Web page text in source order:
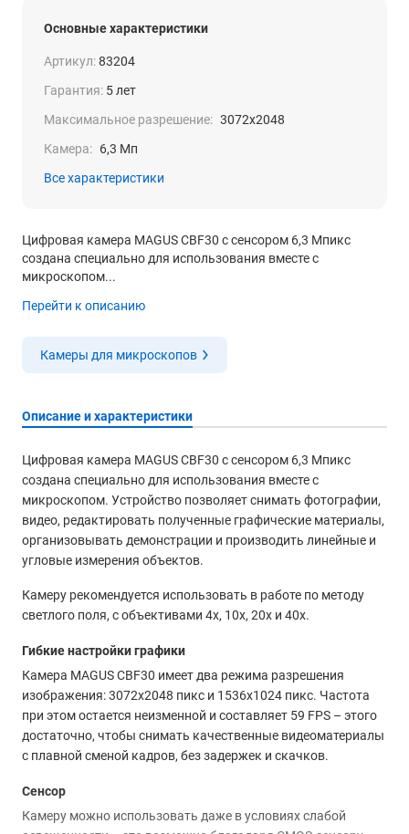
Основные характеристики
Артикул:83204
Гарантия: 5 лет
Максимальное разрешение: 3072x2048
Камера: 6,3 Мп
Все характеристики
Цифровая камера MAGUS CBF30 с сенсором 6,3 Мпикс
создана специально для использования вместе с
микроскопом...
Перейти к описанию
Камеры для микроскопов
Описание и характеристики
Цифровая камера MAGUS CBF30 с сенсором 6,3 Мпикс
создана специально для использования вместе с
микроскопом. Устройство позволяет снимать фотографии,
видео, редактировать полученные графические материалы,
организовывать демонстрации и производить линейные и
угловые измерения объектов.
Камеру рекомендуется использовать в работе по методу
светлого поля, с объективами 4х, 10х, 20х и 40х.
Гибкие настройки графики
Камера MAGUS CBF30 имеет два режима разрешения
изображения: 3072x2048 пикс и 1536x1024 пикс. Частота
при этом остается неизменной и составляет 59 FPS – этого
достаточно, чтобы снимать качественные видеоматериалы
с плавной сменой кадров, без задержек и скачков.
Сенсор
Камеру можно использовать даже в условиях слабой